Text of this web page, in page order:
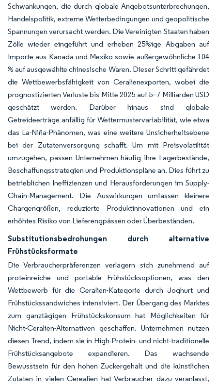
Schwankungen, die durch globale Angebotsunterbrechungen,
Handelspolitik, extreme Wetterbedingungen und geopolitische
Spannungen verursacht werden. Die Vereinigten Staaten haben
Zölle wieder eingeführt und erheben 25%ige Abgaben auf
Importe aus Kanada und Mexiko sowie außergewöhnliche 104
% auf ausgewählte chinesische Waren. Dieser Schritt gefährdet
die Wettbewerbsfähigkeit von Ceralienexporten, wobei die
prognostizierten Verluste bis Mitte 2025 auf 5–7 Milliarden USD
geschätzt werden. Darüber hinaus sind globale
Getreideerträge anfällig für Wettermustervariabilität, wie etwa
das La-Niña-Phänomen, was eine weitere Unsicherheitsebene
bei der Zutatenversorgung schafft. Um mit Preisvolatilität
umzugehen, passen Unternehmen häufig ihre Lagerbestände,
Beschaffungsstrategien und Produktionspläne an. Dies führt zu
betrieblichen Ineffizienzen und Herausforderungen im Supply-
Chain-Management. Die Auswirkungen umfassen kleinere
Chargengrößen, reduzierte Produktinnovationen und ein
erhöhtes Risiko von Lieferengpässen oder Überbeständen.
Substitutionsbedrohungen durch alternative
Frühstücksformate
Die Verbraucherpräferenzen verlagern sich zunehmend auf
proteinreiche und portable Frühstücksoptionen, was den
Wettbewerb für die Ceralien-Kategorie durch Joghurt und
Frühstückssandwiches intensiviert. Der Übergang des Marktes
zum ganztägigen Frühstückskonsum hat Möglichkeiten für
Nicht-Ceralien-Alternativen geschaffen. Unternehmen nutzen
diesen Trend, indem sie in High-Protein- und nicht-traditionelle
Frühstücksangebote expandieren. Das wachsende
Bewusstsein für den hohen Zuckergehalt und die künstlichen
Zutaten in vielen Cerealien hat Verbraucher dazu veranlasst,